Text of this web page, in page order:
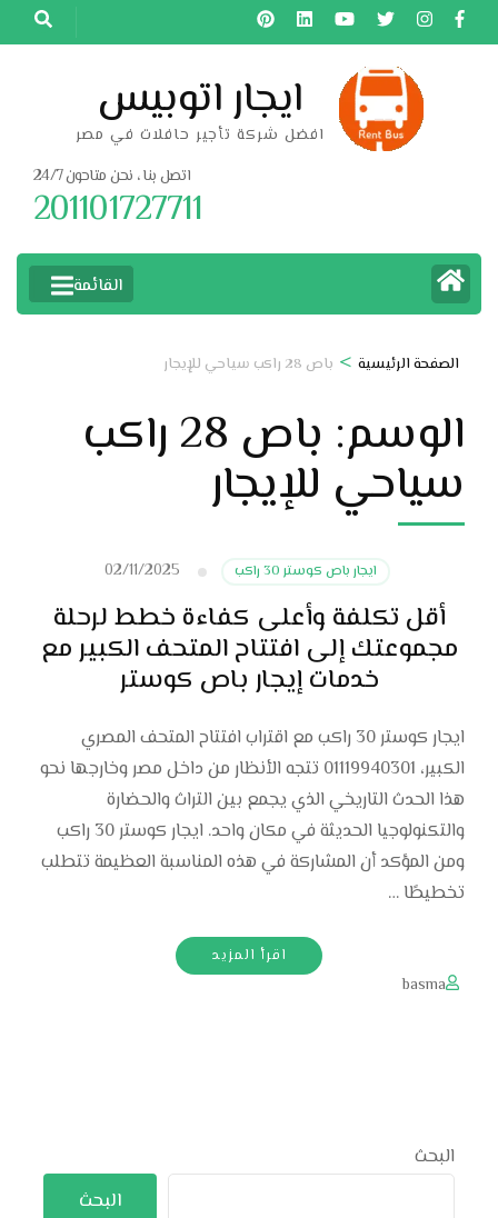
تخطى
إلى
ايجار اتوبيس
افضل شركة تأجير حافلات في مصر
اتصل بنا ، نحن متاحون 24/7
201101727711
القائمة
الصفحة الرئيسية > باص 28 راكب سياحي للإيجار
الوسم: باص 28 راكب
سياحي للإيجار
ايجار باص كوستر 30 راكب 02/11/2025
أقل تكلفة وأعلى كفاءة خطط لرحلة
مجموعتك إلى افتتاح المتحف الكبير مع
خدمات إيجار باص كوستر
ايجار كوستر 30 راكب مع اقتراب افتتاح المتحف المصري
الكبير، 01119940301 تتجه الأنظار من داخل مصر وخارجها نحو
هذا الحدث التاريخي الذي يجمع بين التراث والحضارة
والتكنولوجيا الحديثة في مكان واحد. ايجار كوستر 30 راكب
ومن المؤكد أن المشاركة في هذه المناسبة العظيمة تتطلب
تخطيطًا …
اقرأ المزيد
basma
البحث
البحث